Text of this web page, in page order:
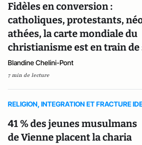
Fidèles en conversion :
catholiques, protestants,
athées, la carte mondiale du
christianisme est en train de
Blandine Chelini-Pont
7 min de lecture
RELIGION, INTEGRATION ET FRACTURE
41 % des jeunes musulmans
de Vienne placent la charia